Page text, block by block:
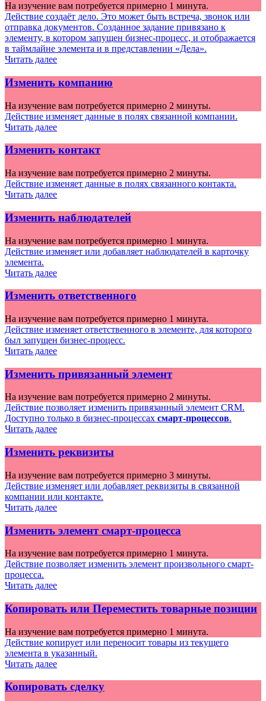
На изучение вам потребуется примерно 1 минута.
Действие cоздаёт дело. Это может быть встреча, звонок или
отправка документов. Созданное задание привязано к
элементу, в котором запущен бизнес-процесс, и отображается
в таймлайне элемента и в представлении «Дела».
Читать далее
Изменить компанию
На изучение вам потребуется примерно 2 минуты.
Действие изменяет данные в полях связанной компании.
Читать далее
Изменить контакт
На изучение вам потребуется примерно 2 минуты.
Действие изменяет данные в полях связанного контакта.
Читать далее
Изменить наблюдателей
На изучение вам потребуется примерно 1 минута.
Действие изменяет или добавляет наблюдателей в карточку
элемента.
Читать далее
Изменить ответственного
На изучение вам потребуется примерно 1 минута.
Действие изменяет ответственного в элементе, для которого
был запущен бизнес-процесс.
Читать далее
Изменить привязанный элемент
На изучение вам потребуется примерно 2 минуты.
Действие позволяет изменить привязанный элемент CRM.
Доступно только в бизнес-процессах смарт-процессов.
Читать далее
Изменить реквизиты
На изучение вам потребуется примерно 3 минуты.
Действие изменяет или добавляет реквизиты в связанной
компании или контакте.
Читать далее
Изменить элемент смарт-процесса
На изучение вам потребуется примерно 1 минута.
Действие позволяет изменить элемент произвольного смарт-
процесса.
Читать далее
Копировать или Переместить товарные позиции
На изучение вам потребуется примерно 1 минута.
Действие копирует или переносит товары из текущего
элемента в указанный.
Читать далее
Копировать сделку